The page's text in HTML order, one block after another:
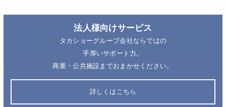
法人様向けサービス
タカショーグループ会社ならではの
手厚いサポート力。
商業・公共施設までおまかせください。
詳しくはこちら